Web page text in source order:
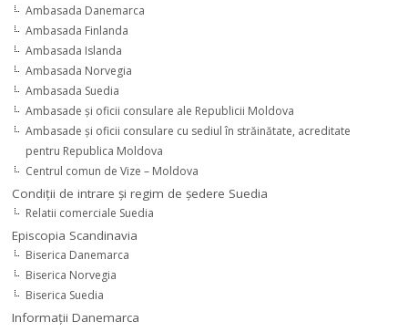
Ambasada Danemarca
Ambasada Finlanda
Ambasada Islanda
Ambasada Norvegia
Ambasada Suedia
Ambasade şi oficii consulare ale Republicii Moldova
Ambasade şi oficii consulare cu sediul în străinătate, acreditate
pentru Republica Moldova
Centrul comun de Vize – Moldova
Condiţii de intrare şi regim de şedere Suedia
Relatii comerciale Suedia
Episcopia Scandinavia
Biserica Danemarca
Biserica Norvegia
Biserica Suedia
Informaţii Danemarca